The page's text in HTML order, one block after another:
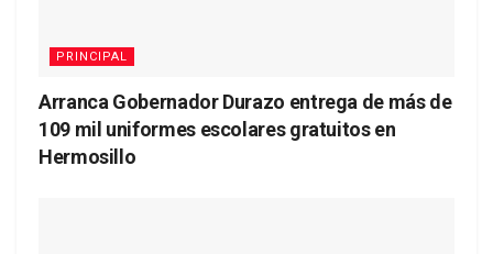
PRINCIPAL
Arranca Gobernador Durazo entrega de más de
109 mil uniformes escolares gratuitos en
Hermosillo